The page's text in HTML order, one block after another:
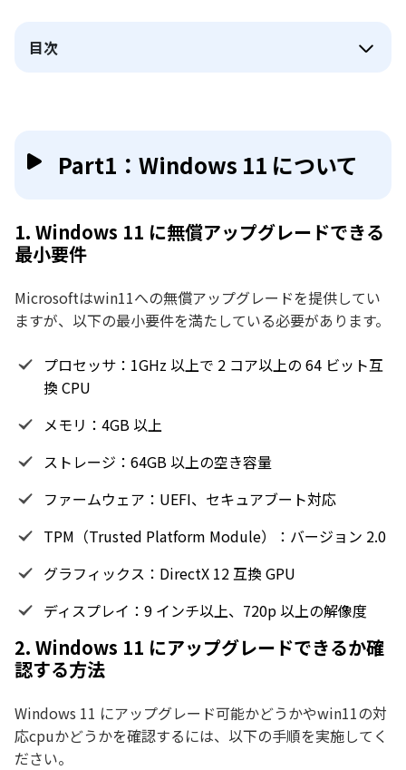
目次
Part1：Windows 11 について
1. Windows 11 に無償アップグレードできる
最小要件
Microsoftはwin11への無償アップグレードを提供してい
ますが、以下の最小要件を満たしている必要があります。
プロセッサ：1GHz 以上で 2 コア以上の 64 ビット互
換 CPU
メモリ：4GB 以上
ストレージ：64GB 以上の空き容量
ファームウェア：UEFI、セキュアブート対応
TPM（Trusted Platform Module）：バージョン 2.0
グラフィックス：DirectX 12 互換 GPU
ディスプレイ：9 インチ以上、720p 以上の解像度
2. Windows 11 にアップグレードできるか確
認する方法
Windows 11 にアップグレード可能かどうかやwin11の対
応cpuかどうかを確認するには、以下の手順を実施してく
ださい。